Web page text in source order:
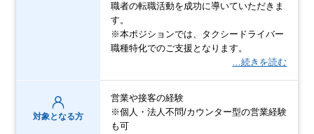
職者の転職活動を成功に導いていただきま
す。
※本ポジションでは、タクシードライバー
職種特化でのご支援となります。
…続きを読む
対象となる方
営業や接客の経験
※個人・法人不問/カウンター型の営業経験
も可